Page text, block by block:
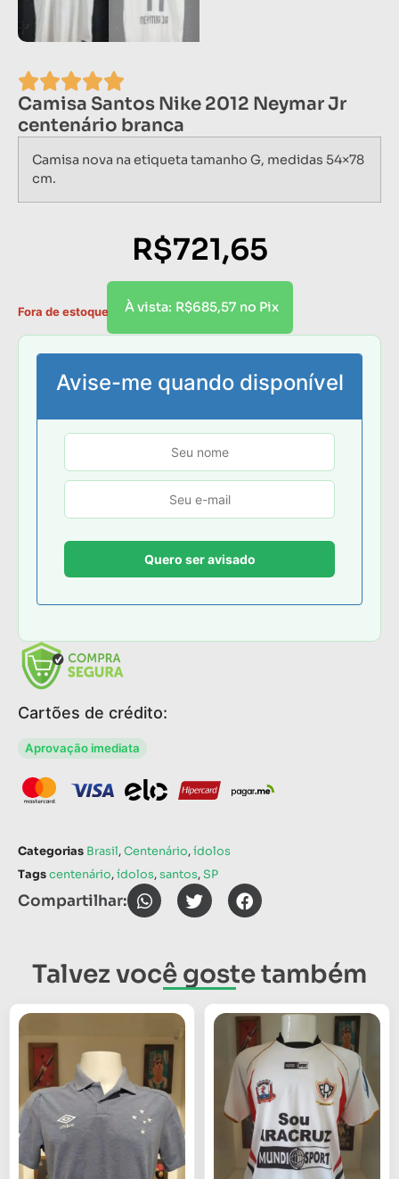
Camisa Santos Nike 2012 Neymar Jr
centenário branca
Camisa nova na etiqueta tamanho G, medidas 54×78
cm.
R$721,65
À vista: R$685,57 no Pix
Fora de estoque
Avise-me quando disponível
Cartões de crédito:
Aprovação imediata
Categorias Brasil,Centenário,ídolos
Tagscentenário,ídolos,santos,SP
Compartilhar:
Talvez você goste também